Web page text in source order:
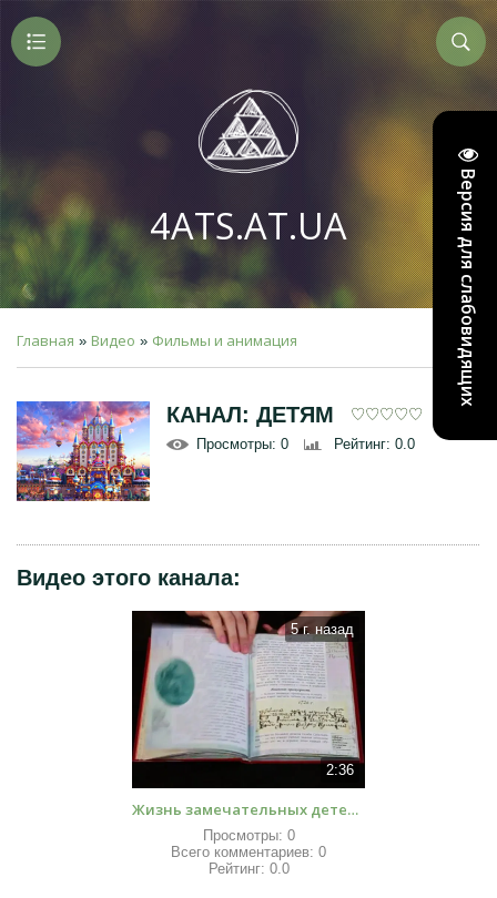
Версия для слабовидящих
4ATS.AT.UA
Главная » Видео » Фильмы и анимация
КАНАЛ: ДЕТЯМ
Просмотры: 0 Рейтинг: 0.0
Видео этого канала:
5 г. назад
2:36
Жизнь замечательных детей Обзоры книг для детей
Просмотры: 0
Всего комментариев: 0
Рейтинг: 0.0